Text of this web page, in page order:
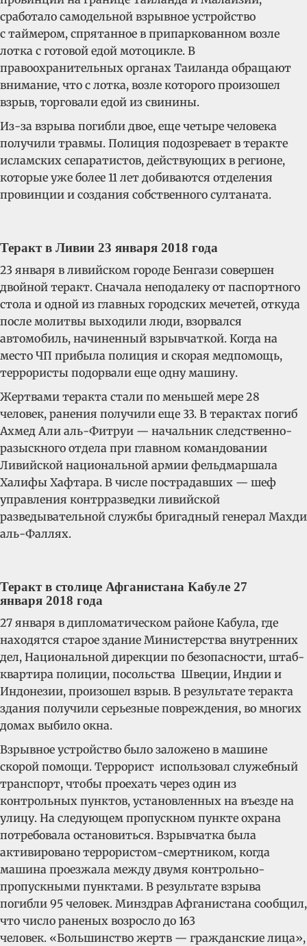
сработало самодельной взрывное устройство
с таймером, спрятанное в припаркованном возле
лотка с готовой едой мотоцикле. В
правоохранительных органах Таиланда обращают
внимание, что с лотка, возле которого произошел
взрыв, торговали едой из свинины.
Из-за взрыва погибли двое, еще четыре человека
получили травмы. Полиция подозревает в теракте
исламских сепаратистов, действующих в регионе,
которые уже более 11 лет добиваются отделения
провинции и создания собственного султаната.
Теракт в Ливии 23 января 2018 года
23 января в ливийском городе Бенгази совершен
двойной теракт. Сначала неподалеку от паспортного
стола и одной из главных городских мечетей, откуда
после молитвы выходили люди, взорвался
автомобиль, начиненный взрывчаткой. Когда на
место ЧП прибыла полиция и скорая медпомощь,
террористы подорвали еще одну машину.
Жертвами теракта стали по меньшей мере 28
человек, ранения получили еще 33. В терактах погиб
Ахмед Али аль-Фитруи — начальник следственно-
разыскного отдела при главном командовании
Ливийской национальной армии фельдмаршала
Халифы Хафтара. В числе пострадавших — шеф
управления контрразведки ливийской
разведывательной службы бригадный генерал Махди
аль-Фаллях.
Теракт в столице Афганистана Кабуле 27
января 2018 года
27 января в дипломатическом районе Кабула, где
находятся старое здание Министерства внутренних
дел, Национальной дирекции по безопасности, штаб-
квартира полиции, посольства Швеции, Индии и
Индонезии, произошел взрыв. В результате теракта
здания получили серьезные повреждения, во многих
домах выбило окна.
Взрывное устройство было заложено в машине
скорой помощи. Террорист использовал служебный
транспорт, чтобы проехать через один из
контрольных пунктов, установленных на въезде на
улицу. На следующем пропускном пункте охрана
потребовала остановиться. Взрывчатка была
активировано террористом-смертником, когда
машина проезжала между двумя контрольно-
пропускными пунктами. В результате взрыва
погибли 95 человек. Минздрав Афганистана сообщил,
что число раненых возросло до 163
человек. «Большинство жертв — гражданские лица»,